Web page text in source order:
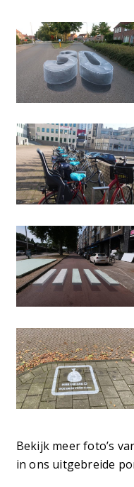
IMG_3392
0036
zwevend-
zebrapad
Foto-
07-
10-
2019-
12-
37
Bekijk meer foto’s
in ons uitgebreide